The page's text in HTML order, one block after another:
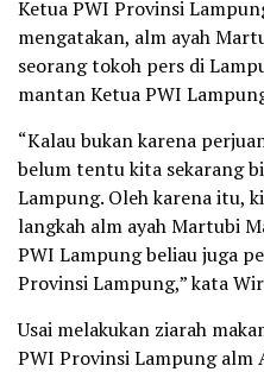
Ketua PWI Provinsi
mengatakan, alm ayah
seorang tokoh pers di
mantan Ketua PWI
“Kalau bukan karena
belum tentu kita sekarang
Lampung. Oleh karena itu,
langkah alm ayah Martubi
PWI Lampung beliau juga
Provinsi Lampung,” kata
Usai melakukan ziarah
PWI Provinsi Lampung alm